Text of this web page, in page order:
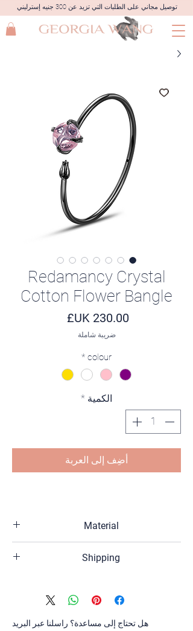
توصيل مجاني على الطلبات التي تزيد عن 300 جنيه إسترليني
Redamancy Crystal
Cotton Flower Bangle
السعر
ضريبة شاملة
colour
*
الكمية *
أضِف إلى العربة
Material
quartz, Amethyst, citrine, white crystal
Shipping
business days,if the product has the
If the product is out of stock, the
هل تحتاج إلى مساعدة؟ راسلنا عبر البريد